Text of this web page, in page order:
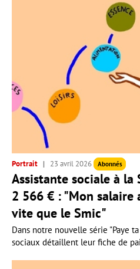
Portrait 23 avril 2026 Abonnés
Assistante sociale à la
2 566 € : "Mon salaire
vite que le Smic"
Dans notre nouvelle série "Paye
sociaux détaillent leur fiche de